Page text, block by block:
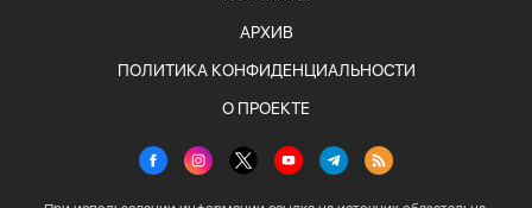
АРХИВ
ПОЛИТИКА КОНФИДЕНЦИАЛЬНОСТИ
О ПРОЕКТЕ